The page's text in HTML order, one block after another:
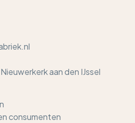
aan den IJssel
consumenten